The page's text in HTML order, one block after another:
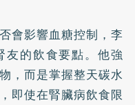
會影響血糖控制，李
友的飲食要點。他強
，而是掌握整天碳水
即使在腎臟病飲食限